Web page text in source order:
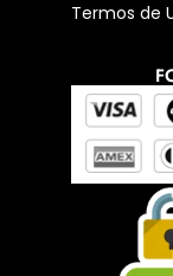
Termos de